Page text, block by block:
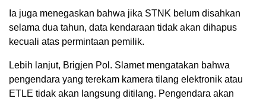
Ia juga menegaskan bahwa jika STNK belum disahkan
selama dua tahun, data kendaraan tidak akan dihapus
kecuali atas permintaan pemilik.
Lebih lanjut, Brigjen Pol. Slamet mengatakan bahwa
pengendara yang terekam kamera tilang elektronik atau
ETLE tidak akan langsung ditilang. Pengendara akan